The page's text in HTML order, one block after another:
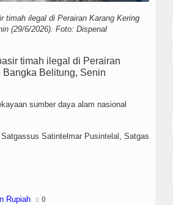
timah ilegal di Perairan Karang Kering
(29/6/2026). Foto: Dispenal
timah ilegal di Perairan
Belitung, Senin
sumber daya alam nasional
Satintelmar Pusintelal, Satgas
Rupiah 0